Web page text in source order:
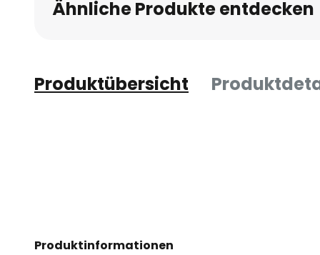
Ähnliche Produkte entdecken
Produktübersicht
Produktinformationen